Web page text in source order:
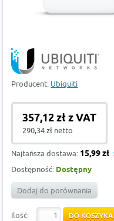
Producent: Ubiquiti
357,12 zł z VAT
290,34 zł netto
Najtańsza dostawa: 15,99 zł
Dostępność: Dostępny
Dodaj do porównania
Ilość: